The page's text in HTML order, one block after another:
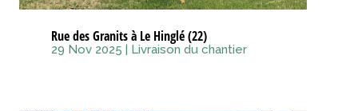
Rue des Granits à Le Hinglé (22)
29 Nov 2025 | Livraison du chantier